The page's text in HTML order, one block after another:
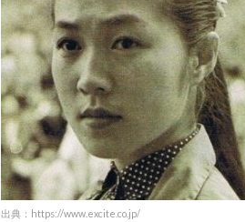
出典：https://www.excite.co.jp/